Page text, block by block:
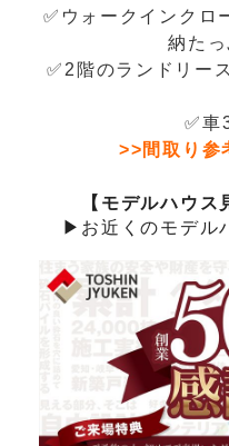
✅ウォークインクロ
納たっ
✅2階のランドリー
✅車
>>間取り参
【モデルハウ
▶お近くのモデル